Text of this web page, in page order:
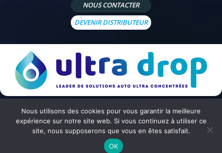
NOUS CONTACTER
DEVENIR DISTRIBUTEUR
© 2026 - Site réalisé par Peppermint Agency Mentions légales Politique de confidentialité
générales de vente
Nous utilisons des cookies pour vous garantir la meilleure
expérience sur notre site web. Si vous continuez à utiliser ce
site, nous supposerons que vous en êtes satisfait.
OK